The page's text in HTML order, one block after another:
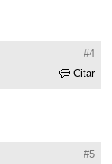
#4
Citar
#5